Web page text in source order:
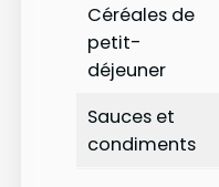
Céréales de
petit-
déjeuner
Sauces et
condiments